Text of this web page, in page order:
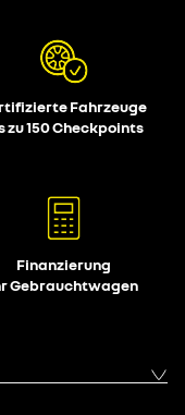
Fahrzeuge
zu 150 Checkpoints
Finanzierung
Gebrauchtwagen